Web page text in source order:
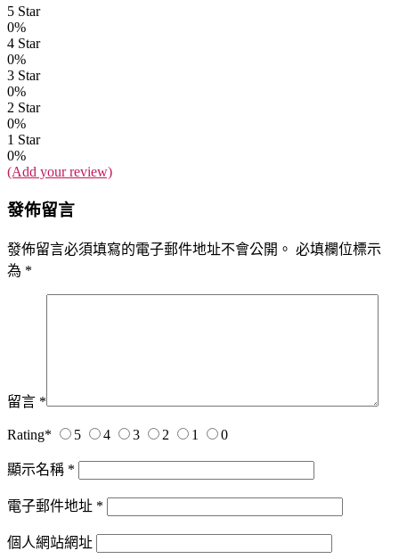
覽
5 Star
0%
4 Star
0%
3 Star
0%
2 Star
0%
1 Star
0%
(Add your review)
發佈留言
發佈留言必須填寫的電子郵件地址不會公開。 必填欄位標示
為 *
留言 *
Rating* 5 4 3 2 1 0
顯示名稱 *
電子郵件地址 *
個人網站網址